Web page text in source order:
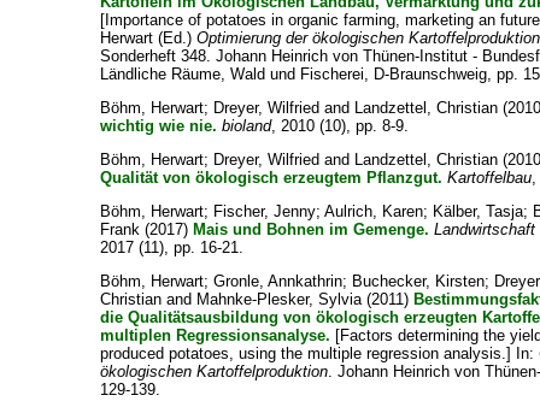
[Importance of potatoes in organic farming, marketing an
Herwart (Ed.)Optimierung der ökologischen Kartoffelproduktion
Sonderheft 348. Johann Heinrich von Thünen-Institut -
Ländliche Räume, Wald und Fischerei, D-Braunschweig, pp.
Böhm, Herwart; Dreyer, Wilfried and Landzettel, Christian
wichtig wie nie. bioland, 2010 (10), pp. 8-9.
Böhm, Herwart; Dreyer, Wilfried and Landzettel, Christian
Qualität von ökologisch erzeugtem Pflanzgut. Kartoffelbau,
Böhm, Herwart; Fischer, Jenny;Aulrich, Karen; Kälber, Tasja;
Frank (2017) Mais und Bohnen im Gemenge.
2017 (11), pp. 16-21.
Böhm, Herwart;Gronle, Annkathrin; Buchecker, Kirsten;
Christian and Mahnke-Plesker, Sylvia(2011)
die Qualitätsausbildung von ökologisch erzeugten
multiplen Regressionsanalyse. [Factors determining the
produced potatoes, using the multiple regression analysis.] In:
ökologischen Kartoffelproduktion. Johann Heinrich von
129-139.